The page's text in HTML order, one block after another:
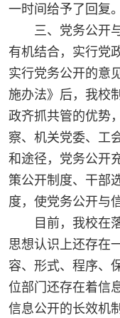
一时间给予了回复。
三、党务公开
有机结合，实行党
实行党务公开的意
施办法》后，我校
政齐抓共管的优势
察、机关党委、工
和途径，党务公开
策公开制度、干部
度，使党务公开与
目前，我校在
思想认识上还存在
容、形式、程序、
位部门还存在着信
信息公开的长效机